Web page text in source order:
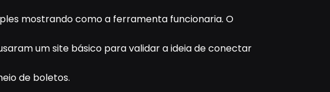
mostrando como a ferramenta funcionaria. O
um site básico para validar a ideia de conectar
de boletos.